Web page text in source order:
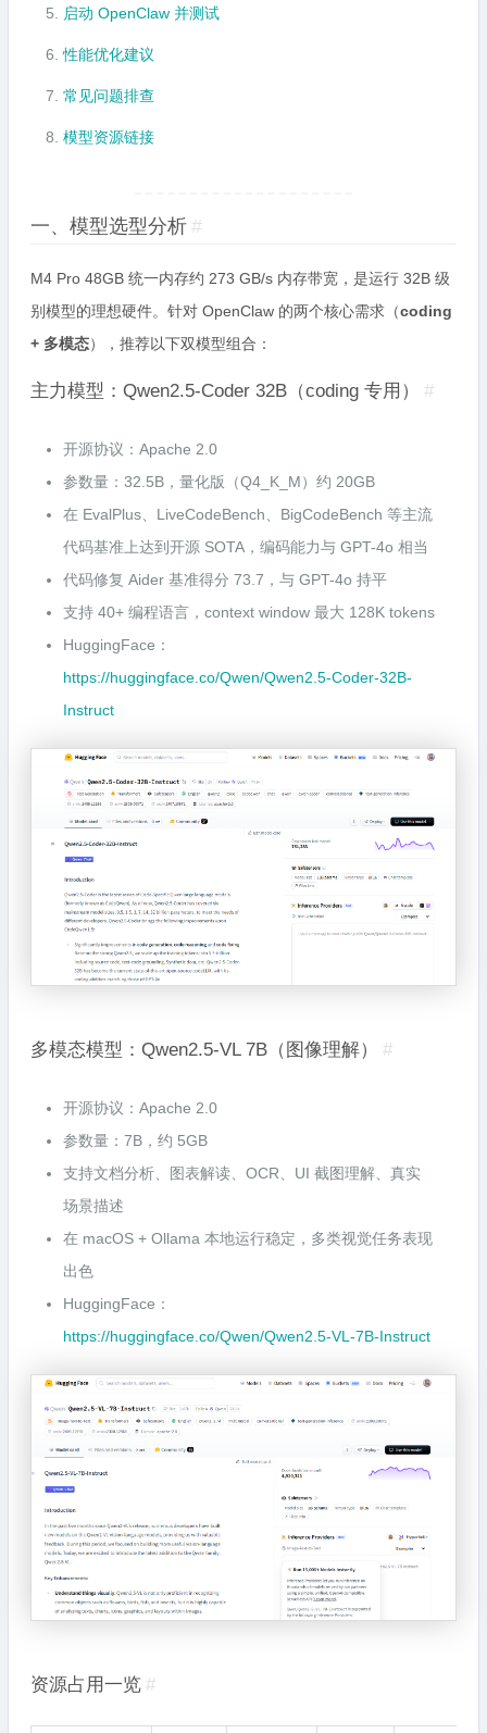
启动 OpenClaw 并测试
性能优化建议
常见问题排查
模型资源链接
一、模型选型分析 #
M4 Pro 48GB 统一内存约 273 GB/s 内存带宽，是运行 32B 级
别模型的理想硬件。针对 OpenClaw 的两个核心需求（coding
+ 多模态），推荐以下双模型组合：
主力模型：Qwen2.5-Coder 32B（coding 专用） #
开源协议：Apache 2.0
参数量：32.5B，量化版（Q4_K_M）约 20GB
在 EvalPlus、LiveCodeBench、BigCodeBench 等主流
代码基准上达到开源 SOTA，编码能力与 GPT-4o 相当
代码修复 Aider 基准得分 73.7，与 GPT-4o 持平
支持 40+ 编程语言，context window 最大 128K tokens
HuggingFace：
https://huggingface.co/Qwen/Qwen2.5-Coder-32B-
Instruct
多模态模型：Qwen2.5-VL 7B（图像理解） #
开源协议：Apache 2.0
参数量：7B，约 5GB
支持文档分析、图表解读、OCR、UI 截图理解、真实
场景描述
在 macOS + Ollama 本地运行稳定，多类视觉任务表现
出色
HuggingFace：
https://huggingface.co/Qwen/Qwen2.5-VL-7B-Instruct
资源占用一览 #